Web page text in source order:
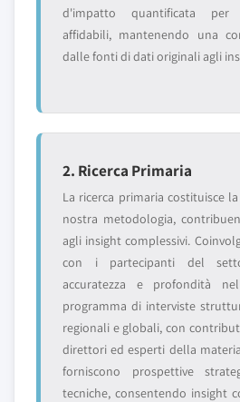
d'impatto quantificata per
affidabili, mantenendo una
dalle fonti di dati originali agli
2. Ricerca Primaria
La ricerca primaria costituisce
nostra metodologia,
agli insight complessivi.
con i partecipanti del
accuratezza e profondità
programma di interviste
regionali e globali, con
direttori ed esperti della
forniscono prospettive
tecniche, consentendo insight